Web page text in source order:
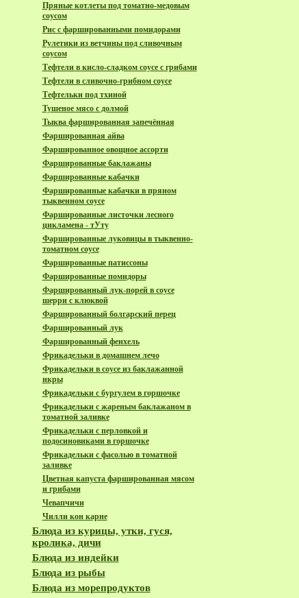
Пряные котлеты под томатно-медовым
соусом
Рис с фаршированными помидорами
Рулетики из ветчины под сливочным
соусом
Тефтели в кисло-сладком соусе с грибами
Тефтели в сливочно-грибном соусе
Тефтельки под тхиной
Тушеное мясо с долмой
Тыква фаршированная запечённая
Фаршированная айва
Фаршированное овощное ассорти
Фаршированные баклажаны
Фаршированные кабачки
Фаршированные кабачки в пряном
тыквенном соусе
Фаршированные листочки лесного
цикламена - тУту
Фаршированные луковицы в тыквенно-
томатном соусе
Фаршированные патиссоны
Фаршированные помидоры
Фаршированный лук-порей в соусе
шерри с клюквой
Фаршированный болгарский перец
Фаршированный лук
Фаршированный фенхель
Фрикадельки в домашнем лечо
Фрикадельки в соусе из баклажанной
икры
Фрикадельки с бургулем в горшочке
Фрикадельки с жареным баклажаном в
томатной заливке
Фрикадельки с перловкой и
подосиновиками в горшочке
Фрикадельки с фасолью в томатной
заливке
Цветная капуста фаршированная мясом
и грибами
Чевапчичи
Чилли кон карне
Блюда из курицы, утки, гуся,
кролика, дичи
Блюда из индейки
Блюда из рыбы
Блюда из морепродуктов